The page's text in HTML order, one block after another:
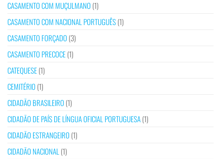
CASAMENTO COM MUÇULMANO (1)
CASAMENTO COM NACIONAL PORTUGUÊS(1)
CASAMENTO FORÇADO (3)
CASAMENTO PRECOCE(1)
CATEQUESE(1)
CEMITÉRIO (1)
CIDADÃO BRASILEIRO (1)
CIDADÃO DE PAÍS DE LÍNGUA OFICIAL PORTUGUESA(1)
CIDADÃO ESTRANGEIRO (1)
CIDADÃO NACIONAL (1)